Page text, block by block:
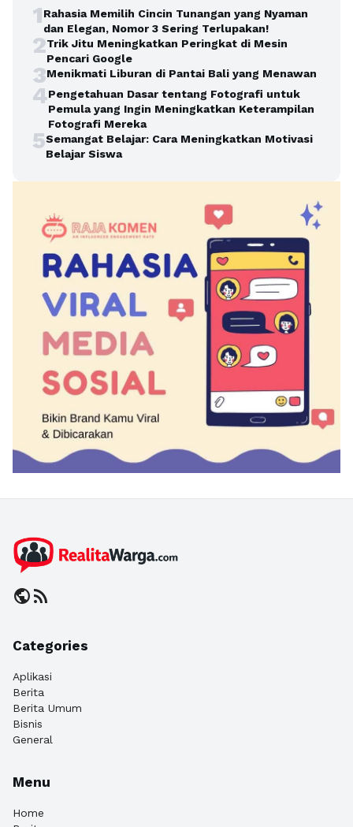
1Rahasia Memilih Cincin Tunangan yang Nyaman
dan Elegan, Nomor 3 Sering Terlupakan!
2Trik Jitu Meningkatkan Peringkat di Mesin
Pencari Google
3Menikmati Liburan di Pantai Bali yang Menawan
4Pengetahuan Dasar tentang Fotografi untuk
Pemula yang Ingin Meningkatkan Keterampilan
Fotografi Mereka
5Semangat Belajar: Cara Meningkatkan Motivasi
Belajar Siswa
publicrss_feed
Categories
Aplikasi
Berita
Berita Umum
Bisnis
General
Menu
Home